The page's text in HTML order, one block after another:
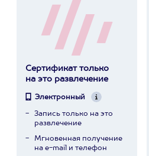
Сертификат только
на это развлечение
Электронный
Запись только на это
развлечение
Мгновенная получение
на e-mail и телефон